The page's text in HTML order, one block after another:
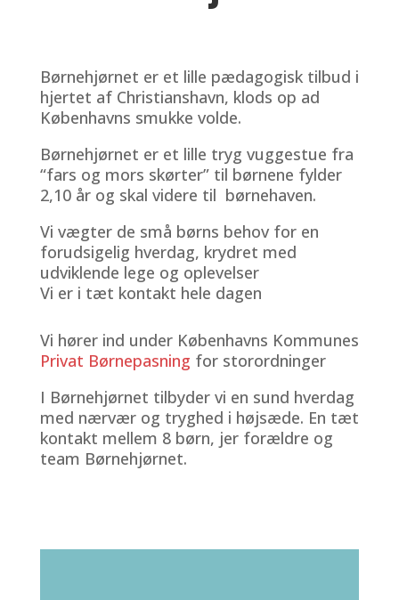
Børnehjørnet er et lille pædagogisk tilbud i
hjertet af Christianshavn, klods op ad
Københavns smukke volde.
Børnehjørnet er et lille tryg vuggestue fra
“fars og mors skørter” til børnene fylder
2,10 år og skal videre til børnehaven.
Vi vægter de små børns behov for en
forudsigelig hverdag, krydret med
udviklende lege og oplevelser
Vi er i tæt kontakt hele dagen
Vi hører ind under Københavns Kommunes
Privat Børnepasning for storordninger
I Børnehjørnet tilbyder vi en sund hverdag
med nærvær og tryghed i højsæde. En tæt
kontakt mellem 8 børn, jer forældre og
team Børnehjørnet.